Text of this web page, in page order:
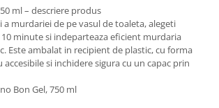
ml – descriere produs
murdariei de pe vasul de toaleta, alegeti
minute si indeparteaza eficient murdaria
Este ambalat in recipient de plastic, cu forma
si inchidere sigura cu un capac prin
Bon Gel, 750 ml